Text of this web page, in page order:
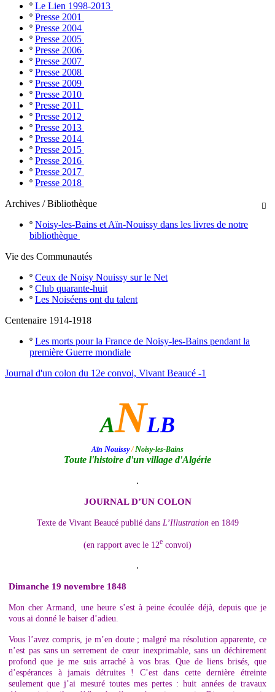
º Le Lien 1998-2013
º Presse 2001
º Presse 2004
º Presse 2005
º Presse 2006
º Presse 2007
º Presse 2008
º Presse 2009
º Presse 2010
º Presse 2011
º Presse 2012
º Presse 2013
º Presse 2014
º Presse 2015
º Presse 2016
º Presse 2017
º Presse 2018

Archives / Bibliothèque
º Noisy-les-Bains et Aïn-Nouissy dans les livres de notre
bibliothèque
Vie des Communautés
º Ceux de Noisy Nouissy sur le Net
º Club quarante-huit
º Les Noiséens ont du talent
Centenaire 1914-1918
º Les morts pour la France de Noisy-les-Bains pendant la
première Guerre mondiale
Journal d'un colon du 12e convoi, Vivant Beaucé -1
ANLB
Aïn Nouissy/Noisy-les-Bains
Toute l'histoire d'un village d'Algérie
.
JOURNAL D’UN COLON
Texte de Vivant Beaucé publié dans L’Illustrationen 1849
(en rapport avec le 12e convoi)
.
Dimanche 19 novembre 1848
Mon cher Armand, une heure s’est à peine écoulée déjà, depuis que je
vous ai donné le baiser d’adieu.
Vous l’avez compris, je m’en doute ; malgré ma résolution apparente, ce
n’est pas sans un serrement de cœur inexprimable, sans un déchirement
profond que je me suis arraché à vos bras. Que de liens brisés, que
d’espérances à jamais détruites ! C’est dans cette dernière étreinte
seulement que j’ai mesuré toutes mes pertes : huit années de travaux